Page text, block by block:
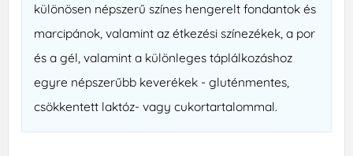
különösen népszerű színes hengerelt fondantok és
marcipánok, valamint az étkezési színezékek, a por
és a gél, valamint a különleges táplálkozáshoz
egyre népszerűbb keverékek - gluténmentes,
csökkentett laktóz- vagy cukortartalommal.